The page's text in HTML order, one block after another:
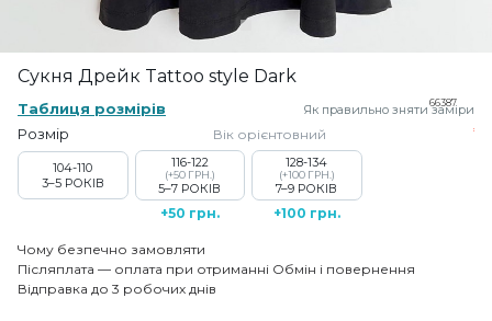
Сукня Дрейк Tattoo style Dark
66387
Таблиця розмірів Як правильно зняти заміри
Розмір Вік орієнтовний
104-110
3–5 РОКІВ
116-122
(+50 ГРН.)
5–7 РОКІВ
+50 грн.
128-134
(+100 ГРН.)
7–9 РОКІВ
+100 грн.
Чому безпечно замовляти
Післяплата — оплата при отриманні Обмін і повернення
Відправка до 3 робочих днів